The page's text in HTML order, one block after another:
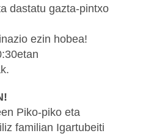
dastatu gazta-pintxo
ezin hobea!
Piko-piko eta
familian Igartubeiti